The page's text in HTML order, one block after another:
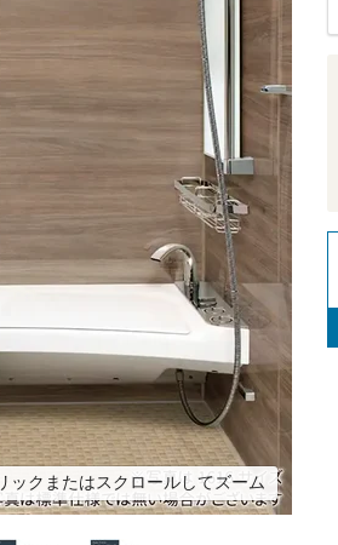
ックまたはスクロールしてズーム